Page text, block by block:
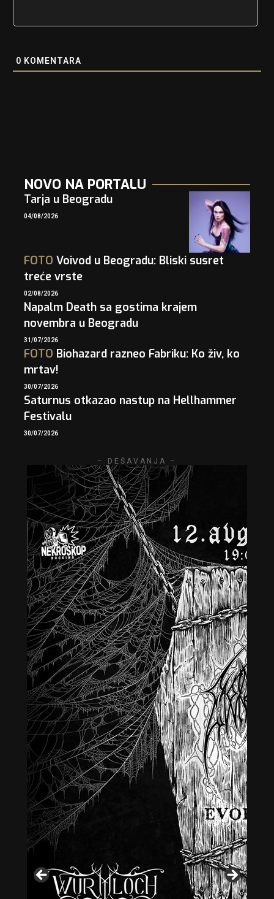
0 KOMENTARA
NOVO NA PORTALU
Tarja u Beogradu
04/08/2026
FOTO Voivod u Beogradu: Bliski susret
treće vrste
02/08/2026
Napalm Death sa gostima krajem
novembra u Beogradu
31/07/2026
FOTO Biohazard razneo Fabriku: Ko živ, ko
mrtav!
30/07/2026
Saturnus otkazao nastup na Hellhammer
Festivalu
30/07/2026
– DEŠAVANJA –